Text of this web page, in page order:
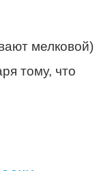
мелковой)
тому, что